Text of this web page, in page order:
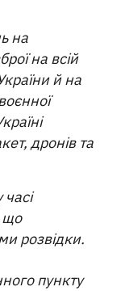
на
на всій
й на
дронів та
що
розвідки.
пункту